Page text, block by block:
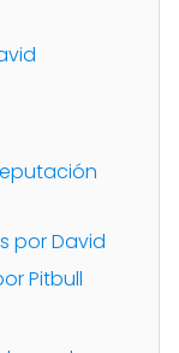
por David
Pitbull